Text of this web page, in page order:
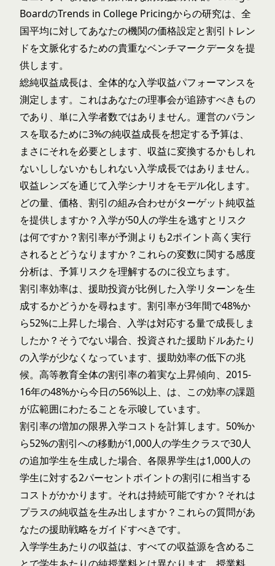
BoardのTrends in College Pricingからの研究は、全
国平均に対してあなたの機関の価格設定と割引トレン
ドを文脈化するための貴重なベンチマークデータを提
供します。
総純収益成長は、全体的な入学収益パフォーマンスを
測定します。これはあなたの理事会が追跡すべきもの
であり、単に入学者数ではありません。運営のバラン
スを取るために3%の純収益成長を想定する予算は、
まさにそれを必要とします、収益に変換するかもしれ
ないししないかもしれない入学成長ではありません。
収益レンズを通じて入学シナリオをモデル化します。
どの量、価格、割引の組み合わせがターゲット純収益
を提供しますか？入学が50人の学生を逃すとリスク
は何ですか？割引率が予測よりも2ポイント高く実行
されるとどうなりますか？これらの変数に関する感度
分析は、予算リスクを理解するのに役立ちます。
割引率効率は、援助投資が比例した入学リターンを生
成するかどうかを尋ねます。割引率が3年間で48%か
ら52%に上昇した場合、入学は対応する量で成長しま
したか？そうでない場合、投資された援助ドルあたり
の入学が少なくなっています、援助効率の低下の兆
候。高等教育全体の割引率の着実な上昇傾向、2015-
16年の48%から今日の56%以上、は、この効率の課題
が広範囲にわたることを示唆しています。
割引率の増加の限界入学コストを計算します。50%か
ら52%の割引への移動が1,000人の学生クラスで30人
の追加学生を生成した場合、各限界学生は1,000人の
学生に対する2パーセントポイントの割引に相当する
コストがかかります。それは持続可能ですか？それは
プラスの純収益を生み出しますか？これらの質問があ
なたの援助戦略をガイドすべきです。
入学学生あたりの収益は、すべての収益源を含めるこ